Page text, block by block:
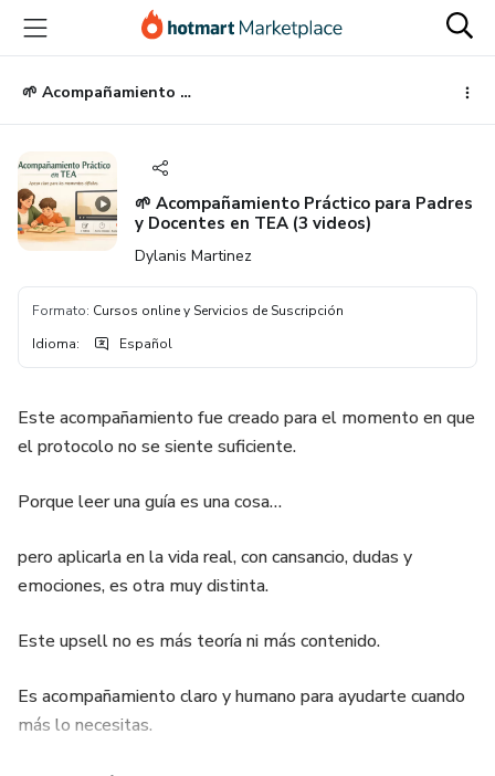
principal
página
de
página
🌱 Acompañamiento Práctico para Padres y Docentes en TEA (3 videos)
🌱 Acompañamiento Práctico para Padres
y Docentes en TEA (3 videos)
Dylanis Martinez
Formato: Cursos online y Servicios de Suscripción
Idioma: Español
Este acompañamiento fue creado para el momento en que
el protocolo no se siente suficiente.
Porque leer una guía es una cosa…
pero aplicarla en la vida real, con cansancio, dudas y
emociones, es otra muy distinta.
Este upsell no es más teoría ni más contenido.
Es acompañamiento claro y humano para ayudarte cuando
más lo necesitas.